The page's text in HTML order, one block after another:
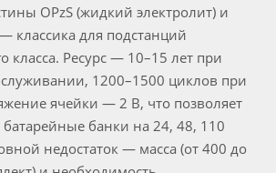
OPzS (жидкий электролит) и
классика для подстанций
Ресурс — 10–15 лет при
1200–1500 циклов при
ячейки — 2 В, что позволяет
батарейные банки на 24, 48, 110
недостаток — масса (от 400 до